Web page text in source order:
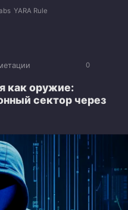
YARA Rule
0
как оружие:
сектор через